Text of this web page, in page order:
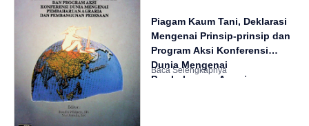
Piagam Kaum Tani, Deklarasi
Mengenai Prinsip-prinsip dan
Program Aksi Konferensi
Dunia Mengenai
Pembaharuan Agraria